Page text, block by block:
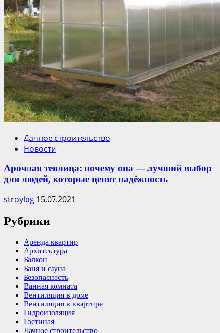
Дачное строительство
Новости
Арочная теплица: почему она — лучший выбор
для людей, которые ценят надёжность
stroylog 15.07.2021
Рубрики
Аренда квартир
Архитектура
Балкон
Баня и сауна
Безопасность
Ванная комната
Вентиляция в доме
Вентиляция в квартире
Гидроизоляция
Гостиная
Дачное строительство